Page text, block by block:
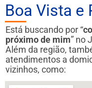
Boa Vista e
Está buscando por “
próximo de mim” no
Além da região,
atendimentos a
vizinhos, como: